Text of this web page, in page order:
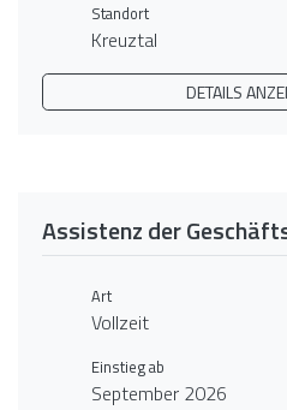
Standort
Kreuztal
DETAILS
Assistenz der
Art
Vollzeit
Einstieg ab
September 2026